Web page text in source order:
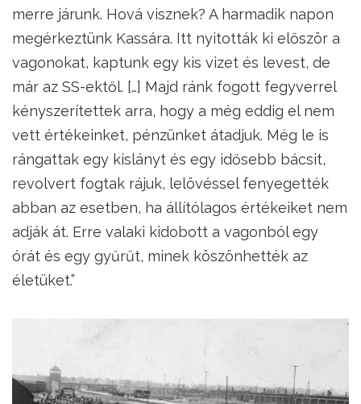
merre járunk. Hová visznek? A harmadik napon
megérkeztünk Kassára. Itt nyitották ki először a
vagonokat, kaptunk egy kis vizet és levest, de
már az SS-ektől. […] Majd ránk fogott fegyverrel
kényszerítettek arra, hogy a még eddig el nem
vett értékeinket, pénzünket átadjuk. Még le is
rángattak egy kislányt és egy idősebb bácsit,
revolvert fogtak rájuk, lelövéssel fenyegették
abban az esetben, ha állítólagos értékeiket nem
adják át. Erre valaki kidobott a vagonból egy
órát és egy gyűrűt, minek köszönhették az
életüket.”